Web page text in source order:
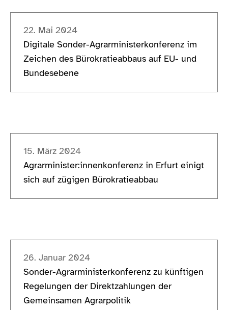
22. Mai 2024
Digitale Sonder-Agrarministerkonferenz im
Zeichen des Bürokratieabbaus auf EU- und
Bundesebene
15. März 2024
Agrarminister:innenkonferenz in Erfurt einigt
sich auf zügigen Bürokratieabbau
26. Januar 2024
Sonder-Agrarministerkonferenz zu künftigen
Regelungen der Direktzahlungen der
Gemeinsamen Agrarpolitik